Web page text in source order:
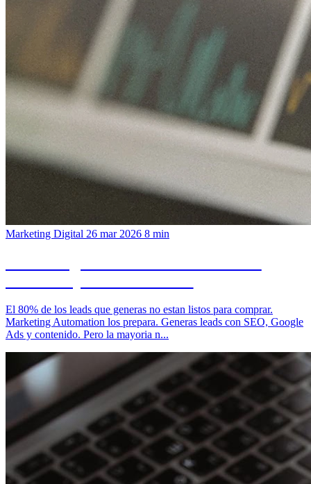
Marketing Digital 26 mar 2026 8 min
El 80% de los leads que generas no estan listos para comprar.
Marketing Automation los prepara. Generas leads con SEO, Google
Ads y contenido. Pero la mayoria n...